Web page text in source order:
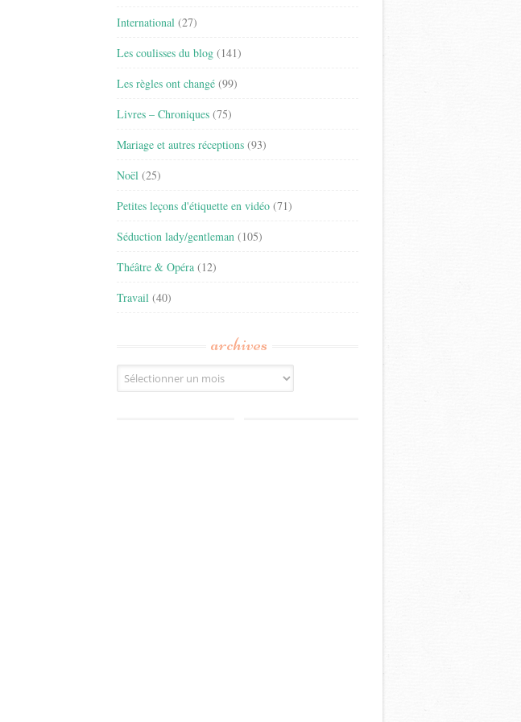
International (27)
Les coulisses du blog (141)
Les règles ont changé (99)
Livres – Chroniques (75)
Mariage et autres réceptions (93)
Noël (25)
Petites leçons d'étiquette en vidéo (71)
Séduction lady/gentleman (105)
Théâtre & Opéra (12)
Travail (40)
archives
Archives